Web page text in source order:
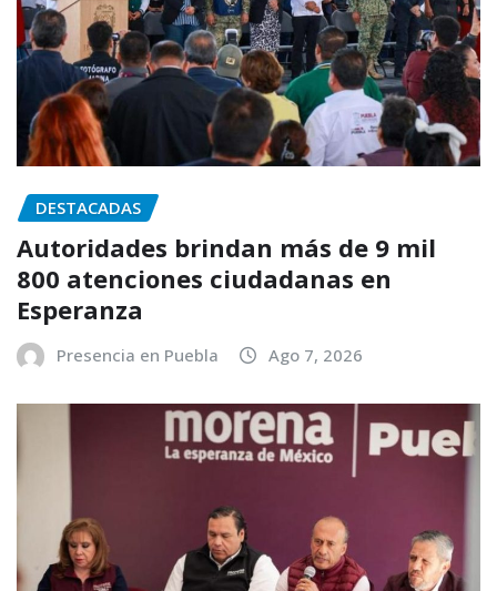
DESTACADAS
Autoridades brindan más de 9 mil
800 atenciones ciudadanas en
Esperanza
Presencia en Puebla Ago 7, 2026